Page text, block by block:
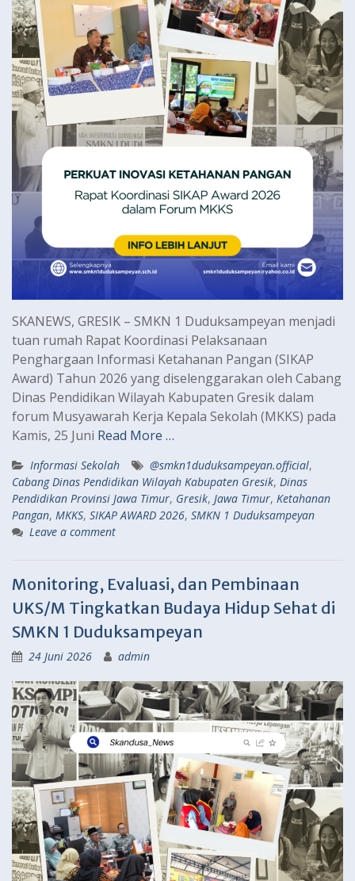
SKANEWS, GRESIK – SMKN 1 Duduksampeyan menjadi
tuan rumah Rapat Koordinasi Pelaksanaan
Penghargaan Informasi Ketahanan Pangan (SIKAP
Award) Tahun 2026 yang diselenggarakan oleh Cabang
Dinas Pendidikan Wilayah Kabupaten Gresik dalam
forum Musyawarah Kerja Kepala Sekolah (MKKS) pada
Kamis, 25 Juni Read More …
Informasi Sekolah @smkn1duduksampeyan.official,
Cabang Dinas Pendidikan Wilayah Kabupaten Gresik, Dinas
Pendidikan Provinsi Jawa Timur, Gresik, Jawa Timur, Ketahanan
Pangan, MKKS, SIKAP AWARD 2026, SMKN 1 Duduksampeyan
Leave a comment
Monitoring, Evaluasi, dan Pembinaan
UKS/M Tingkatkan Budaya Hidup Sehat di
SMKN 1 Duduksampeyan
24 Juni 2026 admin